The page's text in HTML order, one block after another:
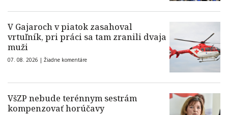
V Gajaroch v piatok zasahoval
vrtuľník, pri práci sa tam zranili dvaja
muži
07. 08. 2026 | Žiadne komentáre
VšZP nebude terénnym sestrám
kompenzovať horúčavy